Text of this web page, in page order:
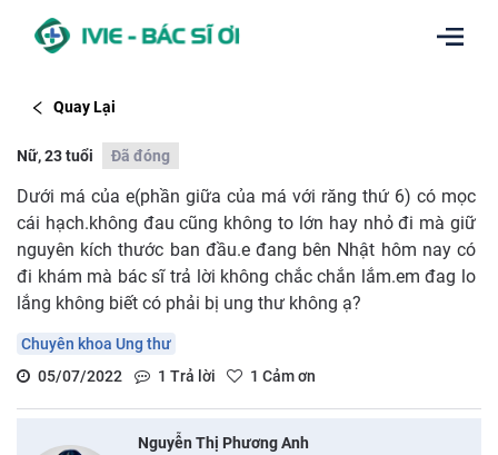
Quay Lại
Nữ, 23 tuổi Đã đóng
Dưới má của e(phần giữa của má với răng thứ 6) có mọc
cái hạch.không đau cũng không to lớn hay nhỏ đi mà giữ
nguyên kích thước ban đầu.e đang bên Nhật hôm nay có
đi khám mà bác sĩ trả lời không chắc chắn lắm.em đag lo
lắng không biết có phải bị ung thư không ạ?
Chuyên khoa Ung thư
05/07/2022
1 Trả lời 1 Cảm ơn
Nguyễn Thị Phương Anh